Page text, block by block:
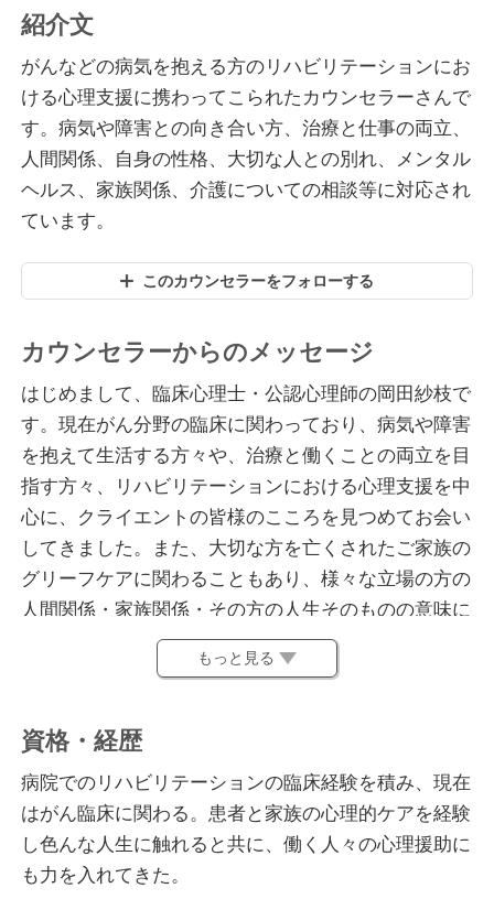
紹介文
がんなどの病気を抱える方のリハビリテーションにお
ける心理支援に携わってこられたカウンセラーさんで
す。病気や障害との向き合い方、治療と仕事の両立、
人間関係、自身の性格、大切な人との別れ、メンタル
ヘルス、家族関係、介護についての相談等に対応され
ています。
このカウンセラーをフォローする
カウンセラーからのメッセージ
はじめまして、臨床心理士・公認心理師の岡田紗枝で
す。現在がん分野の臨床に関わっており、病気や障害
を抱えて生活する方々や、治療と働くことの両立を目
指す方々、リハビリテーションにおける心理支援を中
心に、クライエントの皆様のこころを見つめてお会い
してきました。また、大切な方を亡くされたご家族の
グリーフケアに関わることもあり、様々な立場の方の
人間関係・家族関係・その方の人生そのものの意味に
触れる毎日を送っております。
への支援にも経験があり、働く人々のメンタルヘルス
辛い時もある、職場の人間関係に悩んでいる、ライフ
イベントの悩みが仕事に影響している、自分の感情と
仕事で求められる感情が一致せず負担、昇進や転勤・
配置転換等、働く人々は職業人であると同時に当たり
もっと見る
資格・経歴
病院でのリハビリテーションの臨床経験を積み、現在
はがん臨床に関わる。患者と家族の心理的ケアを経験
し色んな人生に触れると共に、働く人々の心理援助に
も力を入れてきた。